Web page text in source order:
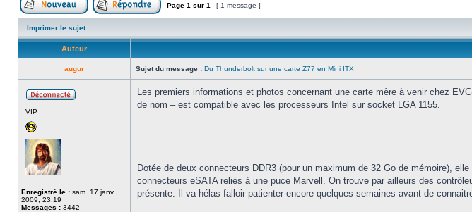
Poster un nouveau sujetRépondre au sujet
Page 1 sur 1 [ 1 message ]
Imprimer le sujet
Auteur
augur Sujet du message : Du Thunderbolt sur une carte Z77 en Mini ITX
VIP
Enregistré le : sam. 17 janv.
2009, 23:19
Messages : 3442
Les premiers informations et photos concernant une carte mère à venir chez
de nom – est compatible avec les processeurs Intel sur socket LGA 1155.
Dotée de deux connecteurs DDR3 (pour un maximum de 32 Go de mémoire),
connecteurs eSATA reliés à une puce Marvell. On trouve par ailleurs des
présente. Il va hélas falloir patienter encore quelques semaines avant de